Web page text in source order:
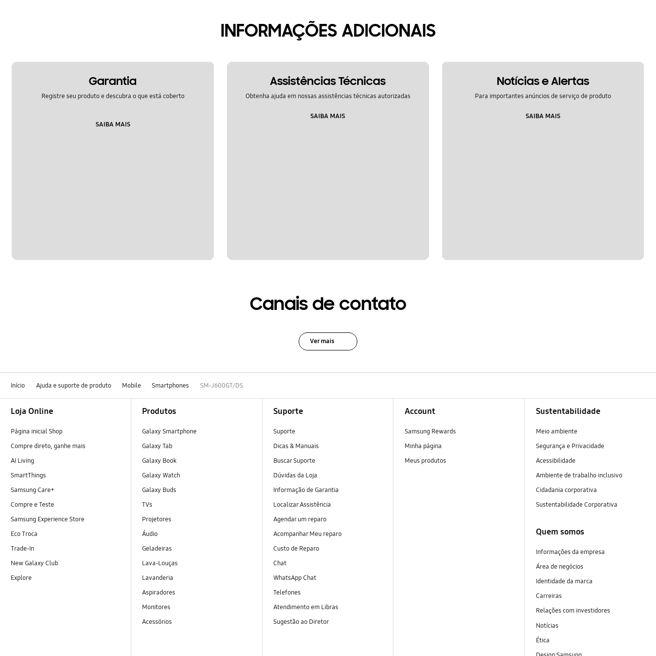
Samsung Apps
INFORMAÇÕES ADICIONAIS
Garantia
Registre seu produto e descubra o que está coberto
SAIBA MAIS
Assistências Técnicas
Obtenha ajuda em nossas assistências técnicas autorizadas
SAIBA MAIS
Notícias e Alertas
Para importantes anúncios de serviço de produto
SAIBA MAIS
Canais de contato
Ver mais
Início Ajuda e suporte de produto Mobile Smartphones SM-J600GT/DS
Loja Online
Página inicial Shop
Compre direto, ganhe mais
AI Living
SmartThings
Samsung Care+
Compre e Teste
Samsung Experience Store
Eco Troca
Trade-In
New Galaxy Club
Explore
Produtos
Galaxy Smartphone
Galaxy Tab
Galaxy Book
Galaxy Watch
Galaxy Buds
TVs
Projetores
Áudio
Geladeiras
Lava-Louças
Lavanderia
Aspiradores
Monitores
Acessórios
Suporte
Suporte
Dicas & Manuais
Buscar Suporte
Dúvidas da Loja
Informação de Garantia
Localizar Assistência
Agendar um reparo
Acompanhar Meu reparo
Custo de Reparo
Chat
WhatsApp Chat
Telefones
Atendimento em Libras
Sugestão ao Diretor
Account
Samsung Rewards
Minha página
Meus produtos
Sustentabilidade
Meio ambiente
Segurança e Privacidade
Acessibilidade
Ambiente de trabalho inclusivo
Cidadania corporativa
Sustentabilidade Corporativa
Quem somos
Informações da empresa
Área de negócios
Identidade da marca
Carreiras
Relações com investidores
Notícias
Ética